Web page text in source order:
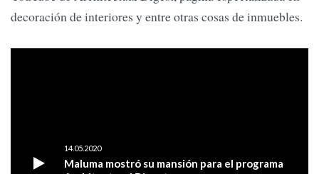
decoración de interiores y entre otras cosas de inmuebles.